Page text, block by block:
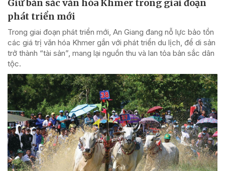
Giữ bản sắc văn hóa Khmer trong giai đoạn
phát triển mới
Trong giai đoạn phát triển mới, An Giang đang nỗ lực bảo tồn
các giá trị văn hóa Khmer gắn với phát triển du lịch, để di sản
trở thành “tài sản”, mang lại nguồn thu và lan tỏa bản sắc dân
tộc.